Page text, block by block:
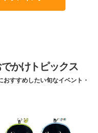
かけトピックス
すすめしたい旬なイベント・